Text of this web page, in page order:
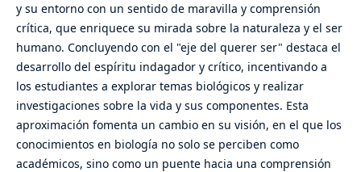
y su entorno con un sentido de maravilla y comprensión
crítica, que enriquece su mirada sobre la naturaleza y el ser
humano. Concluyendo con el "eje del querer ser" destaca el
desarrollo del espíritu indagador y crítico, incentivando a
los estudiantes a explorar temas biológicos y realizar
investigaciones sobre la vida y sus componentes. Esta
aproximación fomenta un cambio en su visión, en el que los
conocimientos en biología no solo se perciben como
académicos, sino como un puente hacia una comprensión